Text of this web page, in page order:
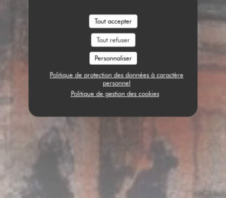
Tout accepter
Tout refuser
Personnaliser
Politique de protection des données à caractère
personnel
Politique de gestion des cookies